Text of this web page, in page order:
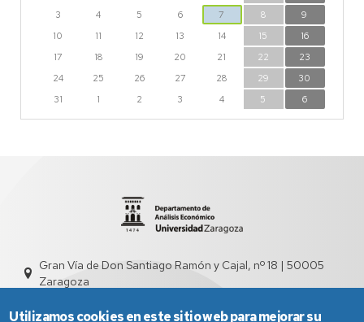
3
4 5 6 7 8
9
10
11 12 13 14 15
16
17
18 19 20 21 22
23
24
25 26 27 28 29
30
31
1 2 3 4 5 6
Gran Vía de Don Santiago Ramón y Cajal, nº 18 | 50005
Zaragoza
Utilizamos cookies en este sitio web para mejorar su